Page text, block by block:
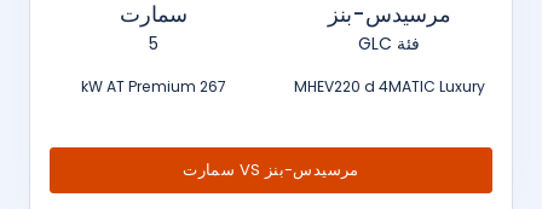
مرسيدس-بنز
فئة GLC
MHEV220 d 4MATIC Luxury
سمارت
5
267 kW AT Premium
مرسيدس-بنز VS سمارت